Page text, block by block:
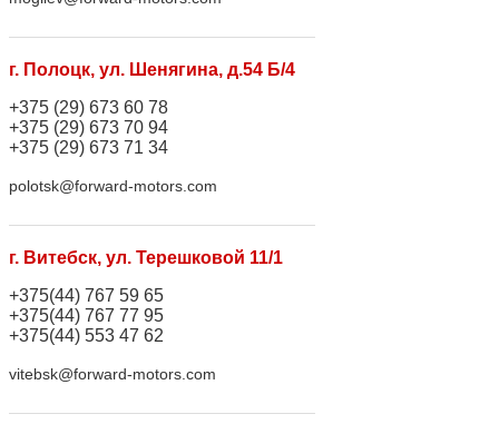
г. Полоцк, ул. Шенягина, д.54 Б/4
+375 (29) 673 60 78
+375 (29) 673 70 94
+375 (29) 673 71 34
polotsk@forward-motors.com
г. Витебск, ул. Терешковой 11/1
+375(44) 767 59 65
+375(44) 767 77 95
+375(44) 553 47 62
vitebsk@forward-motors.com